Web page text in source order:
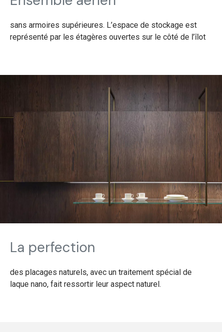
sans armoires supérieures. L’espace de stockage est
représenté par les étagères ouvertes sur le côté de l’îlot
La perfection
des placages naturels, avec un traitement spécial de
laque nano, fait ressortir leur aspect naturel.